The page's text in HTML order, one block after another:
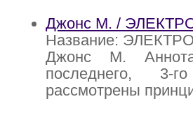
Джонс М. /
Название:
Джонс М.
последнего, 3-
рассмотрены